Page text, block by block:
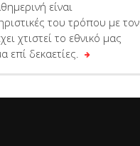
είναι
του τρόπου με τον
χτιστεί το εθνικό μας
επί δεκαετίες.